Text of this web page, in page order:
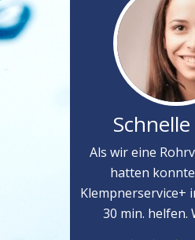
Als wir eine
hatten
Klempnerservice+
30 min. helfen.